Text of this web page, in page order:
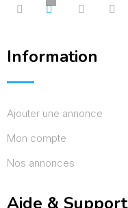
Information
Ajouter une annonce
Mon compte
Nos annonces
Aide & Support